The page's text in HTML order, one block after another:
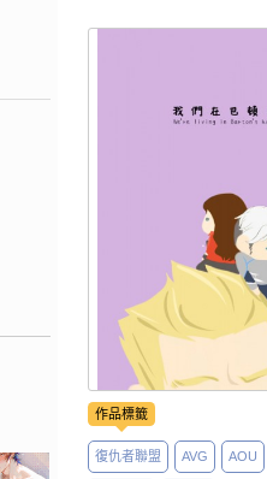
作品標籤
復仇者聯盟 AVG AOU